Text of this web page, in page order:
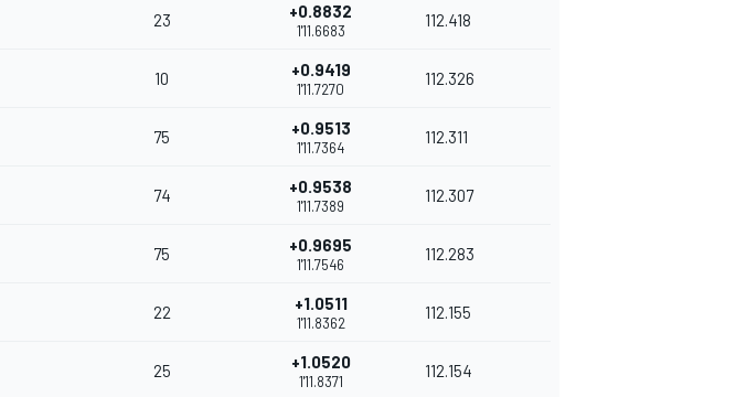
23 +0.8832
1'11.6683
112.418
10 +0.9419
1'11.7270
112.326
75 +0.9513
1'11.7364
112.311
74 +0.9538
1'11.7389
112.307
75 +0.9695
1'11.7546
112.283
22 +1.0511
1'11.8362
112.155
25 +1.0520
1'11.8371
112.154